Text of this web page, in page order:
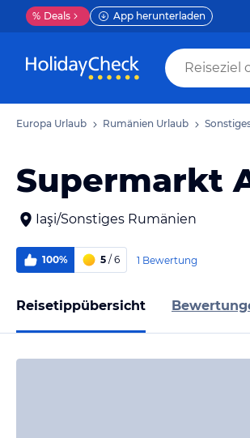
% Deals App herunterladen
Europa Urlaub Rumänien Urlaub
Supermarkt
Iaşi/Sonstiges Rumänien
100% 5 / 6 1 Bewertung
Reisetippübersicht